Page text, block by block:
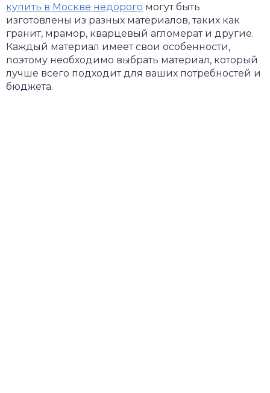
купить в Москве недорого могут быть
изготовлены из разных материалов, таких как
гранит, мрамор, кварцевый агломерат и другие.
Каждый материал имеет свои особенности,
поэтому необходимо выбрать материал, который
лучше всего подходит для ваших потребностей и
бюджета.